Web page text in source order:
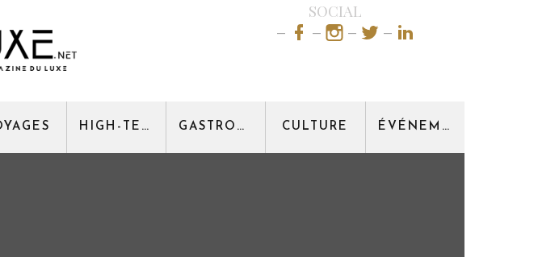
SOCIAL
HIGH-TECH GASTRONOMIE CULTURE ÉVÉNEMENT